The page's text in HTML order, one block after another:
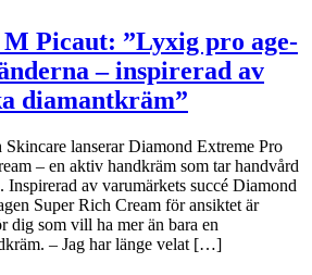
Picaut: ”Lyxig pro age-
– inspirerad av
diamantkräm”
lanserar Diamond Extreme Pro
– en aktiv handkräm som tar handvård
av varumärkets succé Diamond
Super Rich Cream för ansiktet är
dig som vill ha mer än bara en
– Jag har länge velat […]